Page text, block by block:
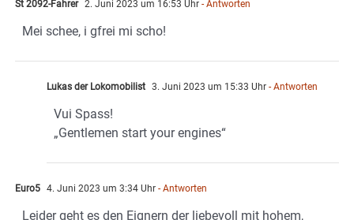
St 2092-Fahrer 2. Juni 2023 um 16:53 Uhr - Antworten
Mei schee, i gfrei mi scho!
Lukas der Lokomobilist 3. Juni 2023 um 15:33 Uhr - Antworten
Vui Spass!
„Gentlemen start your engines“
Euro5 4. Juni 2023 um 3:34 Uhr - Antworten
Leider geht es den Eignern der liebevoll mit hohem,